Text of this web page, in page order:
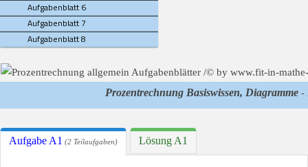
Aufgabenblatt 6
Aufgabenblatt 7
Aufgabenblatt 8
Prozentrechnung Basiswissen, Diagramme -
Aufgabe A1 (2 Teilaufgaben) Lösung A1